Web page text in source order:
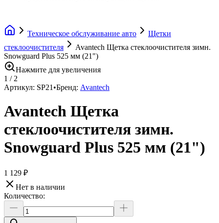
Техническое обслуживание авто
Щетки
стеклоочистителя
Avantech Щетка стеклоочистителя зимн.
Snowguard Plus 525 мм (21")
Нажмите для увеличения
1 / 2
Артикул: SP21 •Бренд: Avantech
Avantech Щетка
стеклоочистителя зимн.
Snowguard Plus 525 мм (21")
1 129 ₽
Нет в наличии
Количество: